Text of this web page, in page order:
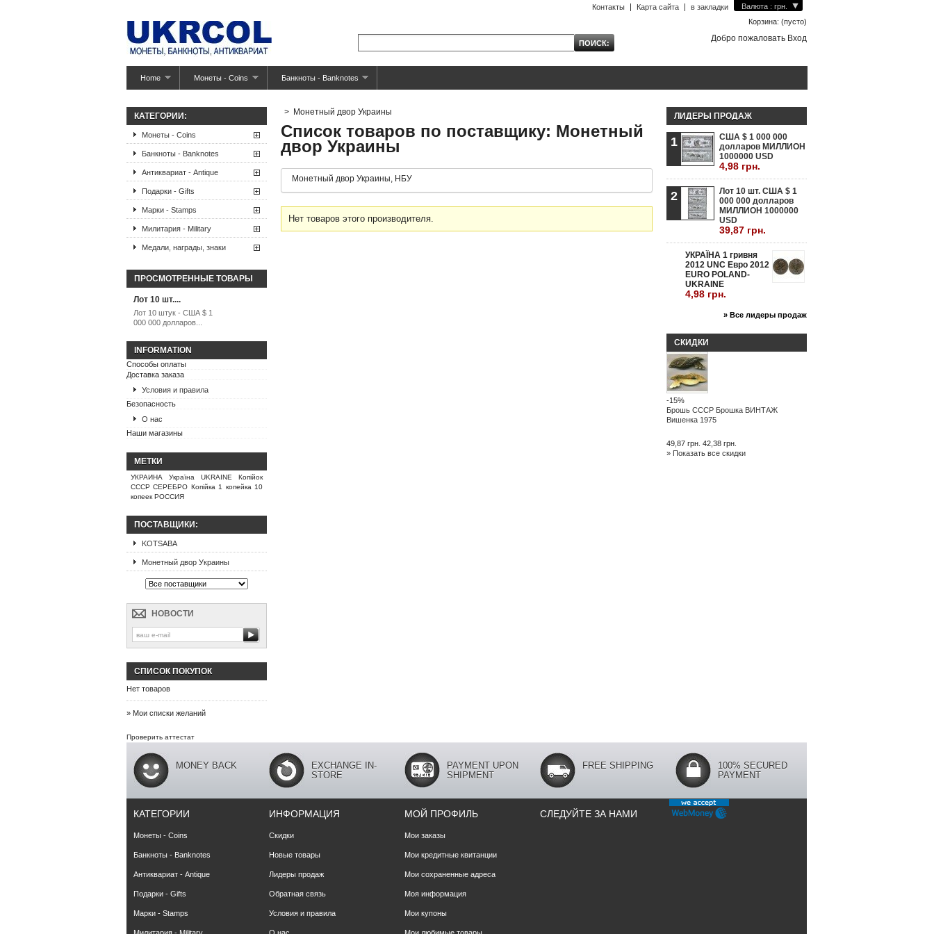
Валюта : грн.
Контакты Карта сайта
в закладки
Корзина: (пусто)
Добро пожаловать Вход
Home Монеты - Coins Банкноты - Banknotes
КАТЕГОРИИ:
Монеты - Coins
Банкноты - Banknotes
Антиквариат - Antique
Подарки - Gifts
Марки - Stamps
Милитария - Military
Медали, награды, знаки
ПРОСМОТРЕННЫЕ ТОВАРЫ
Лот 10 шт....
Лот 10 штук - США $ 1
000 000 долларов...
INFORMATION
Способы оплаты
Доставка заказа
Условия и правила
Безопасность
О нас
Наши магазины
МЕТКИ
УКРАИНА Україна UKRAINE Копійок
СССР СЕРЕБРО Копійка 1 копейка 10
копеек РОССИЯ
ПОСТАВЩИКИ:
KOTSABA
Монетный двор Украины
НОВОСТИ
СПИСОК ПОКУПОК
Нет товаров
» Мои списки желаний
> Монетный двор Украины
Список товаров по поставщику: Монетный
двор Украины
Монетный двор Украины, НБУ
Нет товаров этого производителя.
ЛИДЕРЫ ПРОДАЖ
1
США $ 1 000 000
долларов МИЛЛИОН
1000000 USD
4,98 грн.
2
Лот 10 шт. США $ 1
000 000 долларов
МИЛЛИОН 1000000
USD
39,87 грн.
УКРАЇНА 1 гривня
2012 UNC Евро 2012
EURO POLAND-
UKRAINE
4,98 грн.
» Все лидеры продаж
СКИДКИ
-15%
Брошь СССР Брошка ВИНТАЖ
Вишенка 1975
49,87 грн. 42,38 грн.
» Показать все скидки
Проверить аттестат
MONEY BACK
EXCHANGE IN-
STORE
PAYMENT UPON
SHIPMENT
FREE SHIPPING
100% SECURED
PAYMENT
КАТЕГОРИИ
Монеты - Coins
Банкноты - Banknotes
Антиквариат - Antique
Подарки - Gifts
Марки - Stamps
ИНФОРМАЦИЯ
Скидки
Новые товары
Лидеры продаж
Обратная связь
Условия и правила
МОЙ ПРОФИЛЬ
Мои заказы
Мои кредитные квитанции
Мои сохраненные адреса
Моя информация
Мои купоны
СЛЕДУЙТЕ ЗА НАМИ